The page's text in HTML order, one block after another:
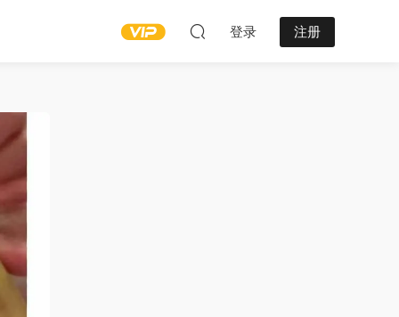
登录 注册